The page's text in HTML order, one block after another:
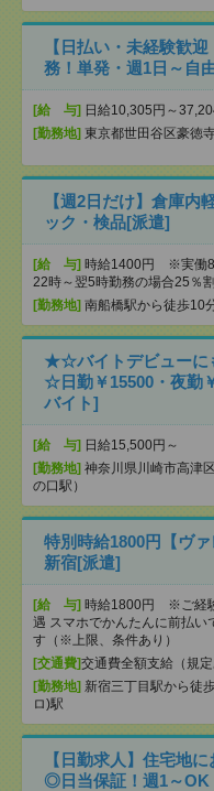
【日払い・未経験歓
務！単発・週1日～自
[給 与] 日給10,305円～
[勤務地] 東京都世田谷区豪徳
【週2日だけ】倉庫
ック・検品[派遣]
[給 与] 時給1400円 ※実働8
22時～翌5時勤務の場合25％
[勤務地] 南船橋駅から徒歩10
★☆バイトデビューに
☆日勤￥15500・夜勤
バイト]
[給 与] 日給15,500円～
[勤務地] 神奈川県川崎市高津
の口駅）
特別時給1800円【ヴ
新宿[派遣]
[給 与] 時給1800円 ※ご経
遇 スマホでかんたんに前払い
す（※上限、条件あり）
[交通費]交通費全額支給（規定
[勤務地] 新宿三丁目駅から徒
ロ)駅
【日勤求人】住宅地
◎日当保証！週1～